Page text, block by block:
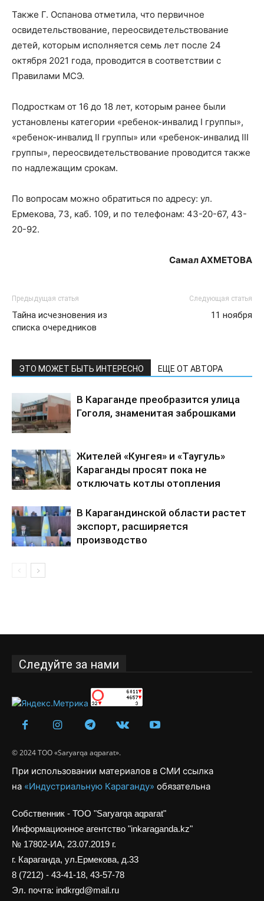
Также Г. Оспанова отметила, что первичное
освидетельствование, переосвидетельствование
детей, которым исполняется семь лет после 24
октября 2021 года, проводится в соответствии с
Правилами МСЭ.
Подросткам от 16 до 18 лет, которым ранее были
установлены категории «ребенок-инвалид I группы»,
«ребенок-инвалид II группы» или «ребенок-инвалид III
группы», переосвидетельствование проводится также
по надлежащим срокам.
По вопросам можно обратиться по адресу: ул.
Ермекова, 73, каб. 109, и по телефонам: 43-20-67, 43-
20-92.
Самал АХМЕТОВА
Предыдущая статья
Тайна исчезновения из
списка очередников
Следующая статья
11 ноября
ЭТО МОЖЕТ БЫТЬ ИНТЕРЕСНО ЕЩЕ ОТ АВТОРА
В Караганде преобразится улица
Гоголя, знаменитая заброшками
Жителей «Кунгея» и «Таугуль»
Караганды просят пока не
отключать котлы отопления
В Карагандинской области растет
экспорт, расширяется
производство
Следуйте за нами
© 2024 ТОО «Saryarqa aqparat».
При использовании материалов в СМИ ссылка
на «Индустриальную Караганду» обязательна
Собственник - ТОО "Saryarqa aqparat"
Информационное агентство "inkaraganda.kz"
№ 17802-ИА, 23.07.2019 г.
г. Караганда, ул.Ермекова, д.33
8 (7212) - 43-41-18, 43-57-78
Эл. почта: indkrgd@mail.ru